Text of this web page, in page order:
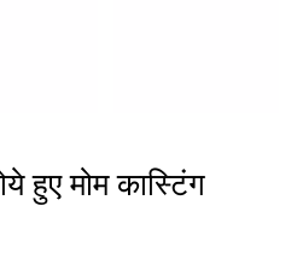
हुए मोम कास्टिंग